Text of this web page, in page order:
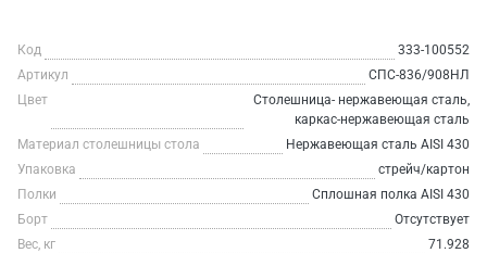
Код
333-100552
Артикул
СПС-836/908НЛ
Цвет
Столешница- нержавеющая сталь,
каркас-нержавеющая сталь
Материал столешницы стола
Нержавеющая сталь AISI 430
Упаковка
стрейч/картон
Полки
Сплошная полка AISI 430
Борт
Отсутствует
Вес, кг
71.928